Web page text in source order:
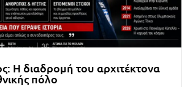
Η διαδρομή του αρχιτέκτονα
πόλο